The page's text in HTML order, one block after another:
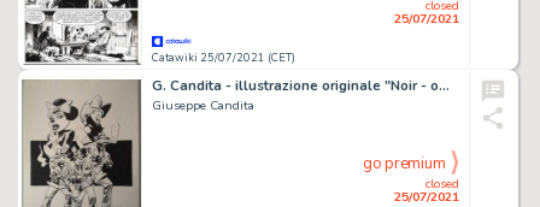
Catawiki 25/07/2021 (CET)
closed
25/07/2021
G. Candita - illustrazione originale "Noir - omaggio Disney" - Page volante
Giuseppe Candita
closed
25/07/2021
go premium